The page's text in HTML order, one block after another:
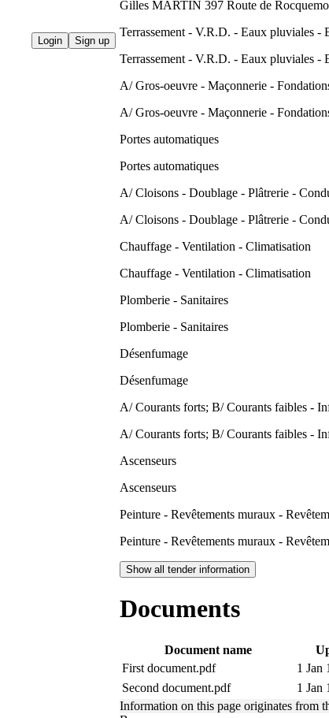
Login Sign up
Gilles MARTIN 397 Route de
Terrassement - V.R.D. - Eaux pluviales -
Terrassement - V.R.D. - Eaux pluviales -
A/ Gros-oeuvre - Maçonnerie -
A/ Gros-oeuvre - Maçonnerie -
Portes automatiques
Portes automatiques
A/ Cloisons - Doublage - Plâtrerie -
A/ Cloisons - Doublage - Plâtrerie -
Chauffage - Ventilation - Climatisation
Chauffage - Ventilation - Climatisation
Plomberie - Sanitaires
Plomberie - Sanitaires
Désenfumage
Désenfumage
A/ Courants forts; B/ Courants faibles -
A/ Courants forts; B/ Courants faibles -
Ascenseurs
Ascenseurs
Peinture - Revêtements muraux -
Peinture - Revêtements muraux -
Show all tender information
Documents
Document name
First document.pdf
1 Jan
Second document.pdf
1 Jan
Information on this page originates from